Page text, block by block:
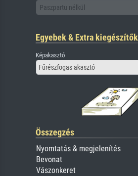
Paszpartu nélkül
Egyebek & Extra kiegészítők
Képakasztó
Fűrészfogas akasztó
Összegzés
Nyomtatás & megjelenítés
Bevonat
Vászonkeret